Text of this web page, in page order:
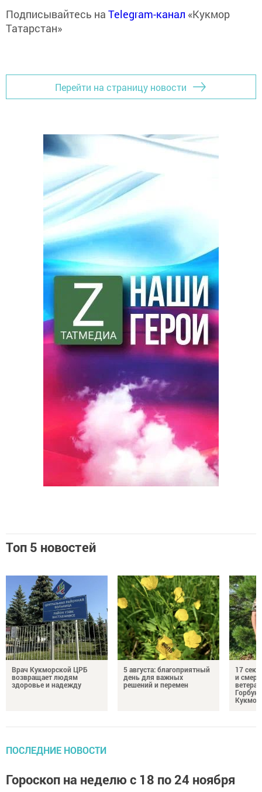
Подписывайтесь на Telegram-канал «Кукмор
Татарстан»
Перейти на страницу новости
Топ 5 новостей
Врач Кукморской ЦРБ
возвращает людям
здоровье и надежду
5 августа: благоприятный
день для важных
решений и перемен
17
и
ПОСЛЕДНИЕ НОВОСТИ
Гороскоп на неделю с 18 по 24 ноября